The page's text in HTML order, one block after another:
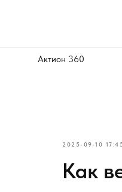
Актион 360
2025-09-10
Как